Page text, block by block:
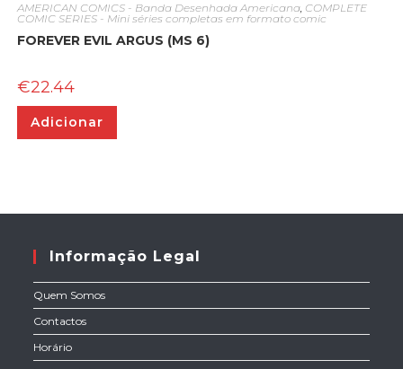
AMERICAN COMICS - Banda Desenhada Americana, COMPLETE
COMIC SERIES - Mini séries completas em formato comic
FOREVER EVIL ARGUS (MS 6)
€22.44
Adicionar
Informação Legal
Quem Somos
Contactos
Horário